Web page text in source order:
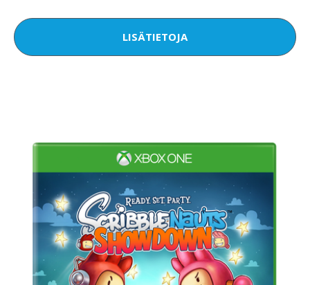
LISÄTIETOJA